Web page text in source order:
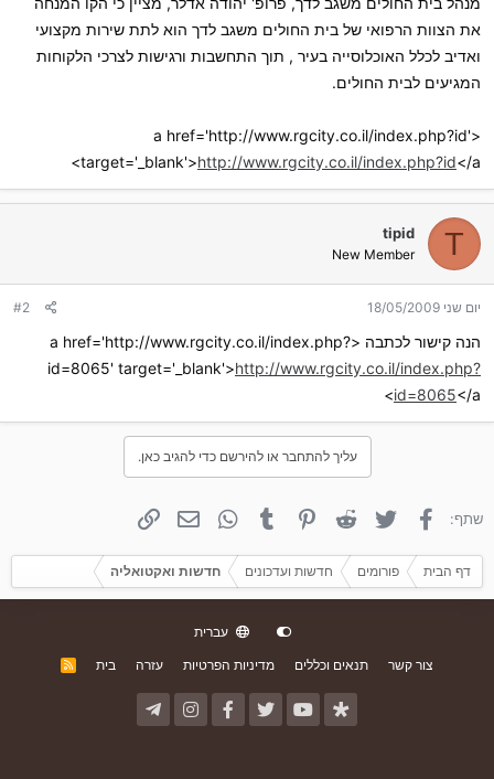
את הצוות הרפואי של בית החולים משגב לדך הוא לתת שירות מקצועי
ואדיב לכלל האוכלוסייה בעיר , תוך התחשבות ורגישות לצרכי הלקוחות
המגיעים לבית החולים.
<a href='http://www.rgcity.co.il/index.php?id'
target='_blank'>http://www.rgcity.co.il/index.php?id</a>
T
tipid
New Member
יום שני 18/05/2009 #2
הנה קישור לכתבה <a href='http://www.rgcity.co.il/index.php?
id=8065' target='_blank'>http://www.rgcity.co.il/index.php?
id=8065</a>
עליך להתחבר או להירשם כדי להגיב כאן.
שתף: פייסבוק טוויטר Reddit פינטרסט Tumblr
WhatsApp
אימייל
דף הבית פורומים חדשות ועדכונים חדשות ואקטואליה
עברית
צור קשר
תנאים וכללים מדיניות הפרטיות עזרה בית
R